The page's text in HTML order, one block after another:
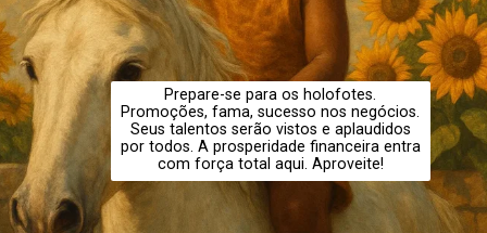
Prepare-se para os holofotes.
Promoções, fama, sucesso nos negócios.
Seus talentos serão vistos e aplaudidos
por todos. A prosperidade financeira entra
com força total aqui. Aproveite!